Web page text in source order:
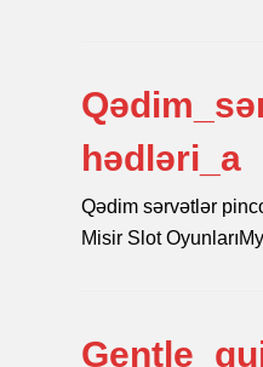
hədləri_a
Qədim sərvətlər
Misir Slot